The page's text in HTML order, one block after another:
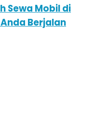
Sewa Mobil di
Berjalan